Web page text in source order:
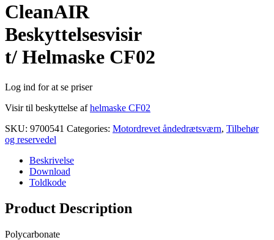
CleanAIR
Beskyttelsesvisir
t/ Helmaske CF02
Log ind for at se priser
Visir til beskyttelse afhelmaske CF02
SKU: 9700541 Categories: Motordrevet åndedrætsværn, Tilbehør
og reservedel
Beskrivelse
Download
Toldkode
Product Description
Polycarbonate